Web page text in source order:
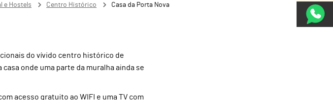
e Hostels Centro Histórico Casa da Porta Nova
do vívido centro histórico de
onde uma parte da muralha ainda se
acesso gratuito ao WIFI e uma TV com